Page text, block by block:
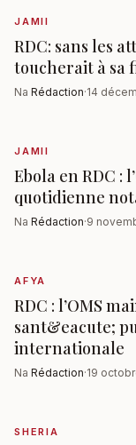
JAMII
RDC: sans les
toucherait à sa
Na Rédaction·14
JAMII
Ebola en RDC :
quotidienne
Na Rédaction·9
AFYA
RDC : l’OMS
sant&eacute;
internationale
Na Rédaction·19
SHERIA